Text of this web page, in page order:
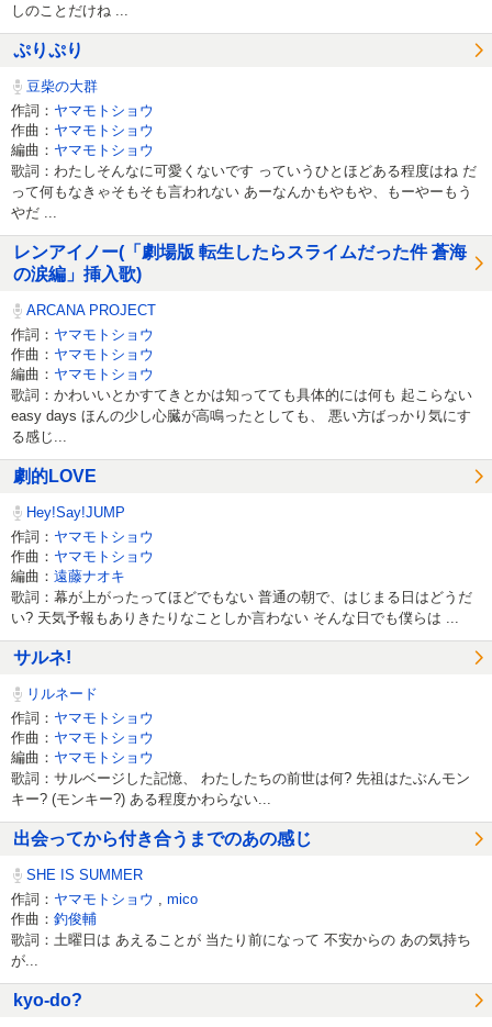
しのことだけね ...
ぷりぷり
豆柴の大群
作詞： ヤマモトショウ
作曲： ヤマモトショウ
編曲： ヤマモトショウ
歌詞：わたしそんなに可愛くないです っていうひとほどある程度はね だ
って何もなきゃそもそも言われない あーなんかもやもや、もーやーもう
やだ ...
レンアイノー(「劇場版 転生したらスライムだった件 蒼海
の涙編」挿入歌)
ARCANA PROJECT
作詞： ヤマモトショウ
作曲： ヤマモトショウ
編曲： ヤマモトショウ
歌詞：かわいいとかすてきとかは知ってても具体的には何も 起こらない
easy days ほんの少し心臓が高鳴ったとしても、 悪い方ばっかり気にす
る感じ...
劇的LOVE
Hey!Say!JUMP
作詞： ヤマモトショウ
作曲： ヤマモトショウ
編曲： 遠藤ナオキ
歌詞：幕が上がったってほどでもない 普通の朝で、はじまる日はどうだ
い? 天気予報もありきたりなことしか言わない そんな日でも僕らは ...
サルネ!
リルネード
作詞： ヤマモトショウ
作曲： ヤマモトショウ
編曲： ヤマモトショウ
歌詞：サルベージした記憶、 わたしたちの前世は何? 先祖はたぶんモン
キー? (モンキー?) ある程度かわらない...
出会ってから付き合うまでのあの感じ
SHE IS SUMMER
作詞： ヤマモトショウ
mico
作曲： 釣俊輔
歌詞：土曜日は あえることが 当たり前になって 不安からの あの気持ち
が...
kyo-do?